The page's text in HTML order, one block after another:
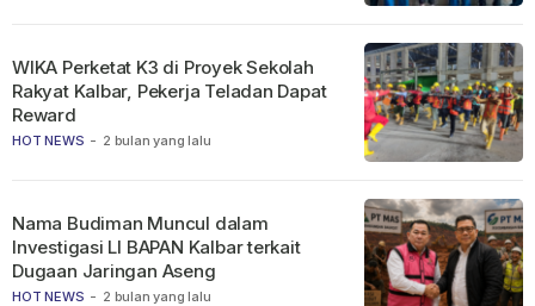
HOT NEWS - 2 bulan yang lalu
WIKA Perketat K3 di Proyek Sekolah
Rakyat Kalbar, Pekerja Teladan Dapat
Reward
HOT NEWS - 2 bulan yang lalu
Nama Budiman Muncul dalam
Investigasi LI BAPAN Kalbar terkait
Dugaan Jaringan Aseng